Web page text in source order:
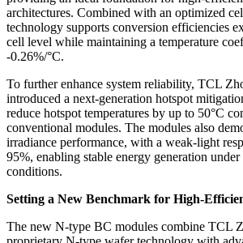
Unlike conventional BC products available in
Zhonghuan's BC platform is built on a fully
foundation spanning wafers, cells, and
competitive advantages include a robust
and decades of research and manufacturing
The newly launched modules are
Zhonghuan's proprietary high-efficiency
the company's advanced low-carbon wafer
these wafers feature minority carrier lifetimes
providing an ideal foundation for high-
architectures. Combined with an optimized
technology supports conversion efficiencies
cell level while maintaining a temperature
-0.26%/°C.